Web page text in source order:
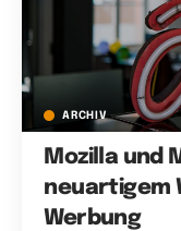
ARCHIV
Mozilla und
neuartigem
Werbung